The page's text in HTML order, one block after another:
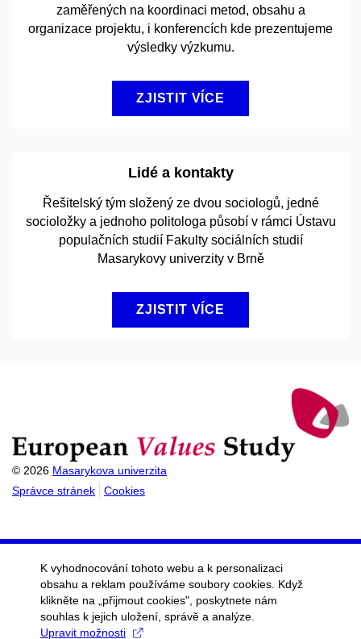
zaměřených na koordinaci metod, obsahu a
organizace projektu, i konferencích kde prezentujeme
výsledky výzkumu.
ZJISTIT VÍCE
Lidé a kontakty
Řešitelský tým složený ze dvou sociologů, jedné
socioložky a jednoho politologa působí v rámci Ústavu
populačních studií Fakulty sociálních studií
Masarykovy univerzity v Brně
ZJISTIT VÍCE
© 2026 Masarykova univerzita
Správce stránek
Cookies
K vyhodnocování tohoto webu a k personalizaci
obsahu a reklam používáme soubory cookies. Když
klikněte na „přijmout cookies", poskytnete nám
souhlas k jejich uložení, správě a analýze.
Upravit možnosti